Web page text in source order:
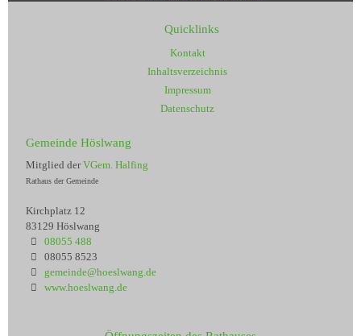
Quicklinks
Kontakt
Inhaltsverzeichnis
Impressum
Datenschutz
Gemeinde Höslwang
Mitglied derVGem. Halfing
Rathaus der Gemeinde
Kirchplatz 12
83129 Höslwang
08055 488
08055 8523
gemeinde@hoeslwang.de
www.hoeslwang.de